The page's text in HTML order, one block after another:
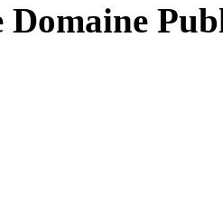
Domaine